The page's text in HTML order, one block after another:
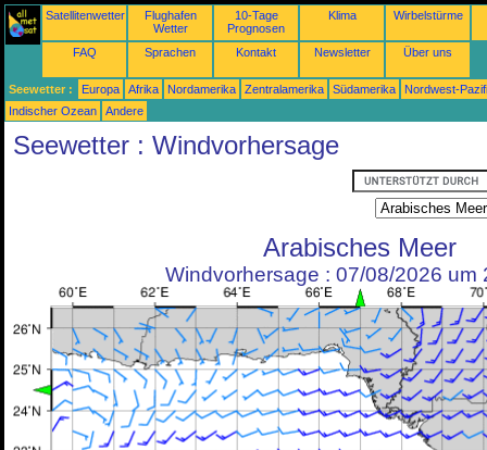
Satellitenwetter
Flughafen
Wetter
10-Tage
Prognosen
Klima Wirbelstürme
FAQ Sprachen Kontakt Newsletter Über uns
Seewetter : Europa Afrika Nordamerika Zentralamerika Südamerika
Nordwest-
Indischer Ozean
Andere
Seewetter : Windvorhersage
Arabisches Meer
Windvorhersage : 07/08/2026 um